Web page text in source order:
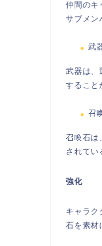
仲間のキ
サブメン
武
武器は、
すること
召
召喚石は
されてい
強化
キャラク
石を素材